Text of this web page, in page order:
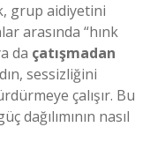
grup aidiyetini
arasında “hınk
da çatışmadan
sessizliğini
çalışır. Bu
dağılımının nasıl